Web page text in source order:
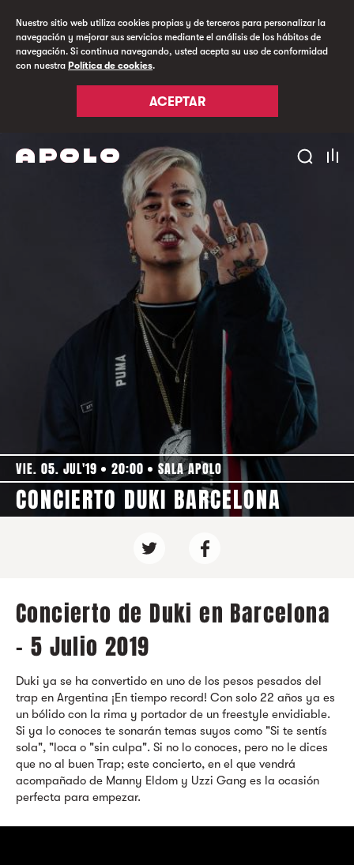
Nuestro sitio web utiliza cookies propias y de terceros para personalizar la
navegación y mejorar sus servicios mediante el análisis de los hábitos de
navegación. Si continua navegando, usted acepta su uso de conformidad
con nuestra Política de cookies.
ACEPTAR
VIE. 05. JUL'19 20:00 SALA APOLO
CONCIERTO DUKI BARCELONA
Concierto de Duki en Barcelona
- 5 Julio 2019
Duki ya se ha convertido en uno de los pesos pesados del
trap en Argentina ¡En tiempo record! Con solo 22 años ya es
un bólido con la rima y portador de un freestyle envidiable.
Si ya lo conoces te sonarán temas suyos como "Si te sentís
sola", "loca o "sin culpa". Si no lo conoces, pero no le dices
que no al buen Trap; este concierto, en el que vendrá
acompañado de Manny Eldom y Uzzi Gang es la ocasión
perfecta para empezar.